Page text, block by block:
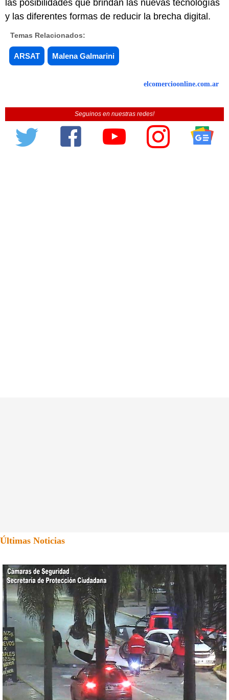
las posibilidades que brindan las nuevas tecnologías
y las diferentes formas de reducir la brecha digital.
Temas Relacionados:
ARSAT Malena Galmarini
elcomercioonline.com.ar
Seguinos en nuestras redes!
Últimas Noticias